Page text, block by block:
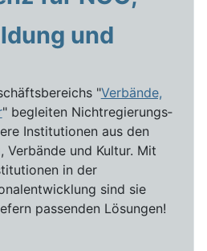
und
"Verbände,
" begleiten Nichtregierungs­­­
Institutionen aus den
Verbände und Kultur. Mit
in der
sind sie
passenden Lösungen!